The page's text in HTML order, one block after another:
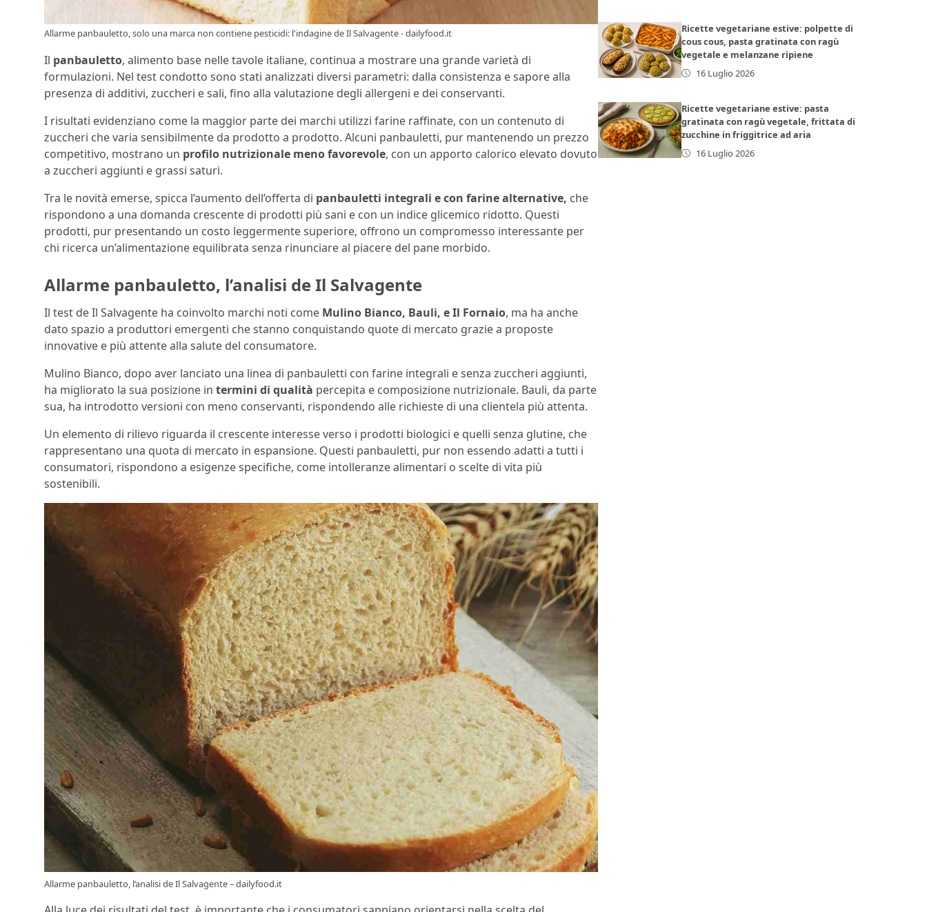
Allarme panbauletto, solo una marca non contiene pesticidi: l'indagine de Il Salvagente - dailyfood.it
Il panbauletto, alimento base nelle tavole italiane, continua a mostrare una grande varietà di
formulazioni. Nel test condotto sono stati analizzati diversi parametri: dalla consistenza e sapore alla
presenza di additivi, zuccheri e sali, fino alla valutazione degli allergeni e dei conservanti.
I risultati evidenziano come la maggior parte dei marchi utilizzi farine raffinate, con un contenuto di
zuccheri che varia sensibilmente da prodotto a prodotto. Alcuni panbauletti, pur mantenendo un prezzo
competitivo, mostrano un profilo nutrizionale meno favorevole, con un apporto calorico elevato dovuto
a zuccheri aggiunti e grassi saturi.
Tra le novità emerse, spicca l’aumento dell’offerta di panbauletti integrali e con farine alternative, che
rispondono a una domanda crescente di prodotti più sani e con un indice glicemico ridotto. Questi
prodotti, pur presentando un costo leggermente superiore, offrono un compromesso interessante per
chi ricerca un’alimentazione equilibrata senza rinunciare al piacere del pane morbido.
Allarme panbauletto, l’analisi de Il Salvagente
Il test de Il Salvagente ha coinvolto marchi noti come Mulino Bianco, Bauli, e Il Fornaio, ma ha anche
dato spazio a produttori emergenti che stanno conquistando quote di mercato grazie a proposte
innovative e più attente alla salute del consumatore.
Mulino Bianco, dopo aver lanciato una linea di panbauletti con farine integrali e senza zuccheri aggiunti,
ha migliorato la sua posizione in termini di qualità percepita e composizione nutrizionale. Bauli, da parte
sua, ha introdotto versioni con meno conservanti, rispondendo alle richieste di una clientela più attenta.
Un elemento di rilievo riguarda il crescente interesse verso i prodotti biologici e quelli senza glutine, che
rappresentano una quota di mercato in espansione. Questi panbauletti, pur non essendo adatti a tutti i
consumatori, rispondono a esigenze specifiche, come intolleranze alimentari o scelte di vita più
sostenibili.
Allarme panbauletto, l’analisi de Il Salvagente – dailyfood.it
Ricette vegetariane estive: polpette di
cous cous, pasta gratinata con ragù
vegetale e melanzane ripiene
16 Luglio 2026
Ricette vegetariane estive: pasta
gratinata con ragù vegetale, frittata di
zucchine in friggitrice ad aria
16 Luglio 2026